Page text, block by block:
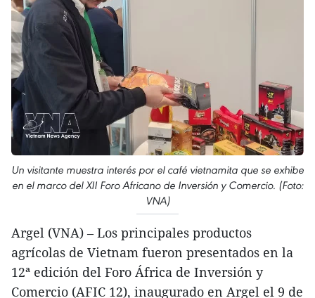
Un visitante muestra interés por el café vietnamita que se exhibe
en el marco del XII Foro Africano de Inversión y Comercio. (Foto:
VNA)
Argel (VNA) – Los principales productos
agrícolas de Vietnam fueron presentados en la
12ª edición del Foro África de Inversión y
Comercio (AFIC 12), inaugurado en Argel el 9 de